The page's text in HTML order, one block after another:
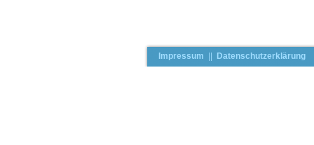
Impressum || Datenschutzerklärung